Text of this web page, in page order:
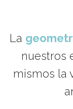
La
nuestros
mismos la